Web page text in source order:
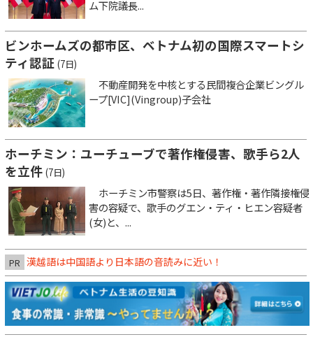
ム下院議長...
ビンホームズの都市区、ベトナム初の国際スマートシ
ティ認証 (7日)
不動産開発を中核とする民間複合企業ビングル
ープ[VIC](Vingroup)子会社
ホーチミン：ユーチューブで著作権侵害、歌手ら2人
を立件 (7日)
ホーチミン市警察は5日、著作権・著作隣接権侵
害の容疑で、歌手のグエン・ティ・ヒエン容疑者
(女)と、...
PR 漢越語は中国語より日本語の音読みに近い！